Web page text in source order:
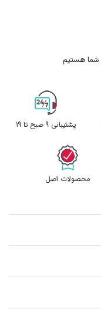
پشتیبانی 9 صبح تا 19
محصولات اصل